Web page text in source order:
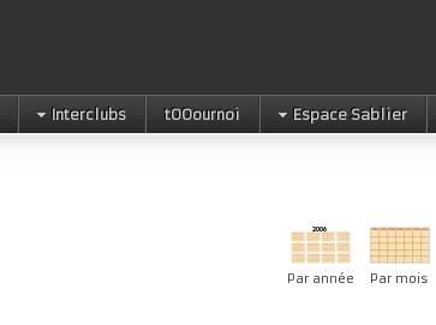
Interclubs tOOournoi Espace Sablier
Par année Par mois